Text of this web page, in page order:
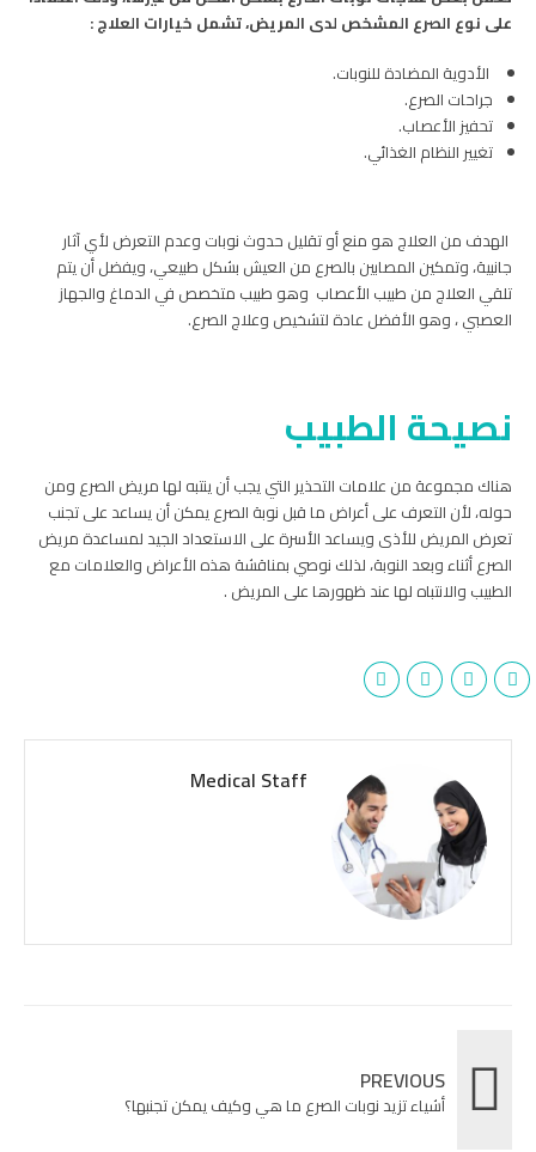
على نوع الصرع المشخص لدى المريض، تشمل خيارات العلاج :
الأدوية المضادة للنوبات.
جراحات الصرع.
تحفيز الأعصاب.
تغيير النظام الغذائي.
الهدف من العلاج هو منع أو تقليل حدوث نوبات وعدم التعرض لأي آثار
جانبية، وتمكين المصابين بالصرع من العيش بشكل طبيعي، ويفضل أن يتم
تلقي العلاج من طبيب الأعصاب وهو طبيب متخصص في الدماغ والجهاز
العصبي ، وهو الأفضل عادة لتشخيص وعلاج الصرع.
نصيحة الطبيب
هناك مجموعة من علامات التحذير التي يجب أن ينتبه لها مريض الصرع ومن
حوله، لأن التعرف على أعراض ما قبل نوبة الصرع يمكن أن يساعد على تجنب
تعرض المريض للأذى ويساعد الأسرة على الاستعداد الجيد لمساعدة مريض
الصرع أثناء وبعد النوبة، لذلك نوصي بمناقشة هذه الأعراض والعلامات مع
الطبيب والانتباه لها عند ظهورها على المريض .
Medical Staff
PREVIOUS
أشياء تزيد نوبات الصرع ما هي وكيف يمكن تجنبها؟